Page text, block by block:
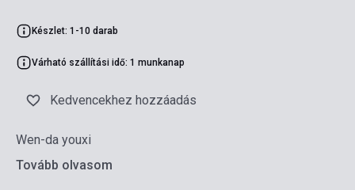
Készlet: 1-10 darab
Várható szállítási idő: 1 munkanap
Kedvencekhez hozzáadás
Wen-da youxi
Tovább olvasom